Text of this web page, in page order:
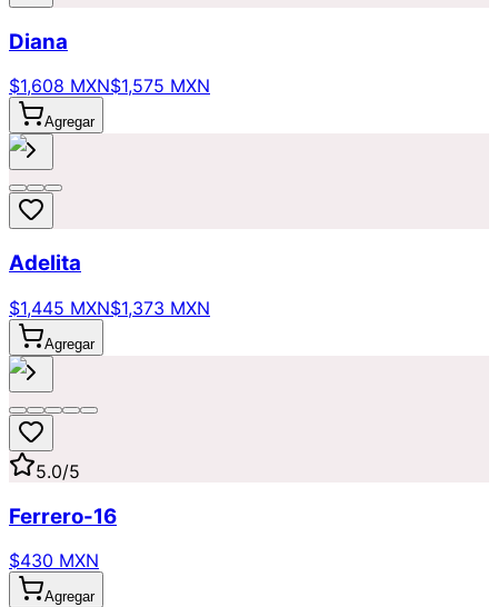
Diana
$1,608 MXN$1,575 MXN
Agregar
Adelita
$1,445 MXN$1,373 MXN
Agregar
5.0/5
Ferrero-16
$430 MXN
Agregar